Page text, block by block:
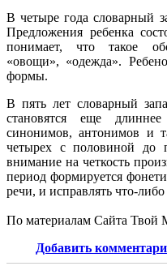
В четыре года словарный
Предложения ребенка
понимает, что такое
«овощи», «одежда».
формы.
В пять лет словарный
становятся еще
синонимов, антонимов и
четырех с половиной до
внимание на четкость
период формируется
речи, и исправлять что-
По материалам Сайта
Добавить